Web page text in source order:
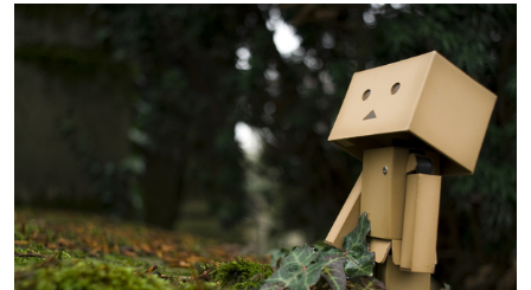
МОТО МАСЛА
ВСЕ БРЕНДЫ